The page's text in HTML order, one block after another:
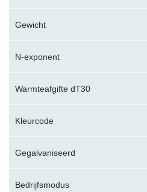
Gewicht
N-exponent
Warmteafgifte dT30
Kleurcode
Gegalvaniseerd
Bedrijfsmodus